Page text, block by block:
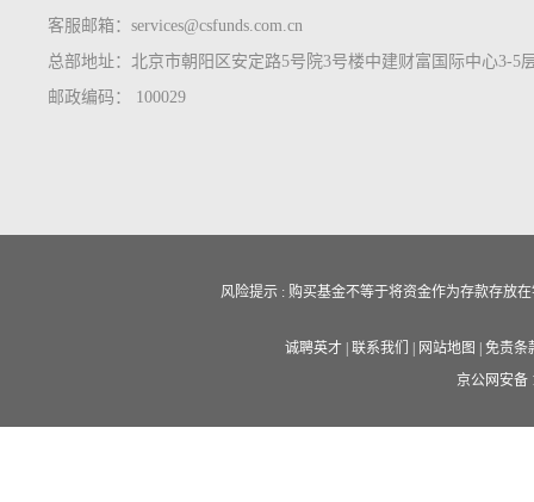
客服邮箱：services@csfunds.com.cn
总部地址：北京市朝阳区安定路5号院3号楼中建财富国际中心3-5
邮政编码： 100029
风险提示 : 购买基金不等于将资金作为存款存放
诚聘英才 联系我们 网站地图
免责条
京公网安备